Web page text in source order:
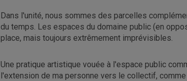
Dans l'unité, nous sommes des parcelles
du temps. Les espaces du domaine public (en
place, mais toujours extrêmement imprévisibles.
Une pratique artistique vouée à l'espace public
l'extension de ma personne vers le collectif,